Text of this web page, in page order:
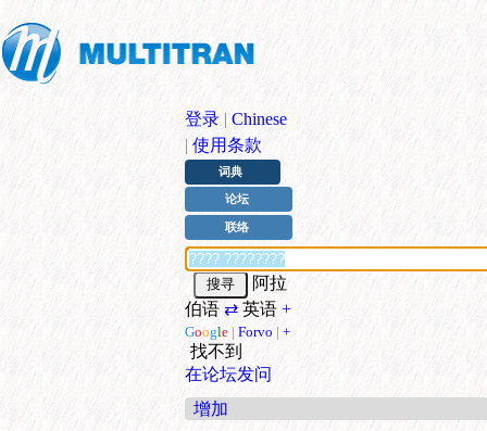
登录 | Chinese
| 使用条款
词典
论坛
联络
阿拉
伯语⇄ 英语 +
Google | Forvo | +
找不到
在论坛发问
增加